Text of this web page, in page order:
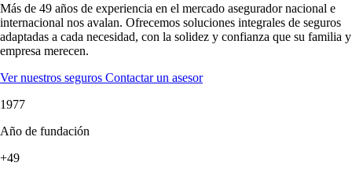
Más de 49 años de experiencia en el mercado asegurador nacional e
internacional nos avalan. Ofrecemos soluciones integrales de seguros
adaptadas a cada necesidad, con la solidez y confianza que su familia y
empresa merecen.
Ver nuestros seguros Contactar un asesor
1977
Año de fundación
+49